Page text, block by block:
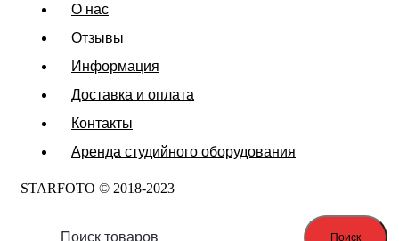
О нас
Отзывы
Информация
Доставка и оплата
Контакты
Аренда студийного оборудования
STARFOTO © 2018-2023
Поиск